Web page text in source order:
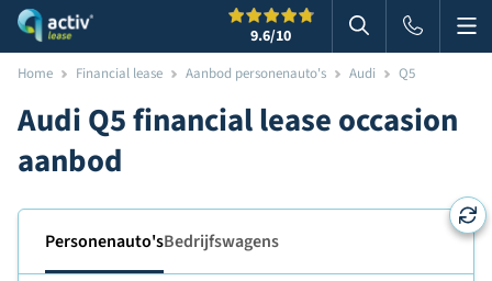
9.6/10 Zoeken in
Home Financial lease Aanbod personenauto's Audi Q5
Audi Q5 financial lease occasion
aanbod
Personenauto'sBedrijfswagens